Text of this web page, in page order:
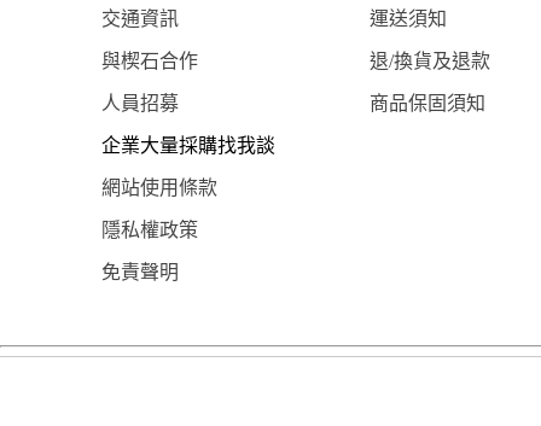
交通資訊 運送須知
與楔石合作 退/換貨及退款
人員招募 商品保固須知
企業大量採購找我談
網站使用條款
隱私權政策
免責聲明